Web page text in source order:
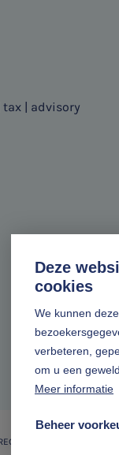
Deze
cookies
We kunnen
verbeteren,
om u een
Meer informatie
Beheer
| advisory